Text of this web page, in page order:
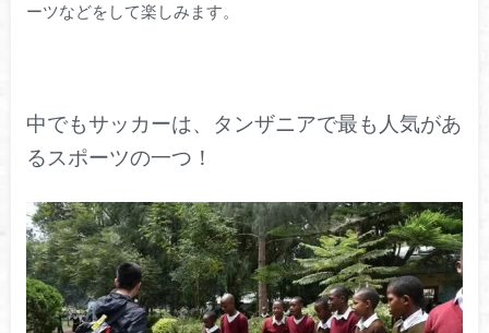
ーツなどをして楽しみます。
中でもサッカーは、タンザニアで最も人気があ
るスポーツの一つ！